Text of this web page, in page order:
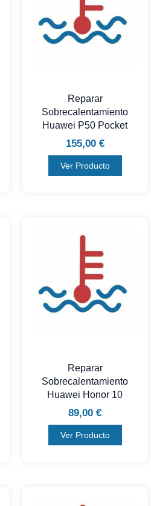
Reparar
Sobrecalentamiento
Huawei P50 Pocket
155,00 €
Ver Producto
Reparar
Sobrecalentamiento
Huawei Honor 10
89,00 €
Ver Producto